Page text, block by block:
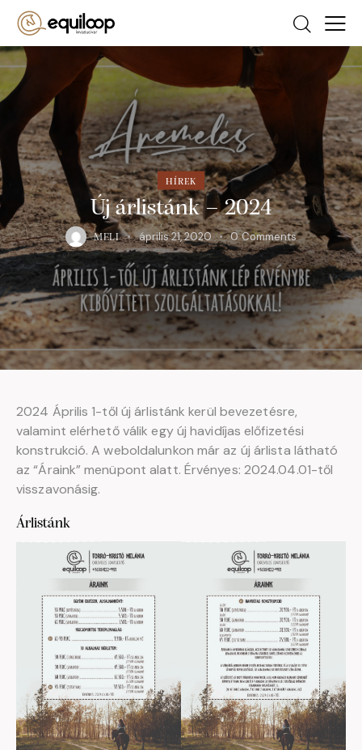
HÍREK
Új árlistánk – 2024
MELI április 21, 2020 0 Comments
2024 Április 1-től új árlistánk kerül bevezetésre,
valamint elérhető válik egy új havidíjas előfizetési
konstrukció. A weboldalunkon már az új árlista látható
az “Áraink” menüpont alatt. Érvényes: 2024.04.01-től
visszavonásig.
Árlistánk